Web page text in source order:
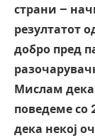
страни –
резултатот
добро пред
Мислам
поведеме со
дека некој